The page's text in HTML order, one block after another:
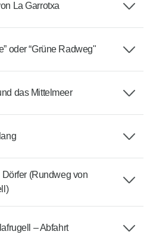
La Garrotxa
oder “Grüne Radweg"
das Mittelmeer
Dörfer (Rundweg von
– Abfahrt